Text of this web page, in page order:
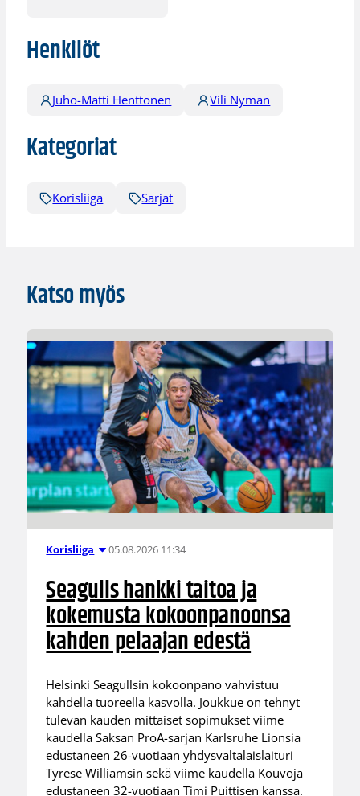
Henkilöt
Juho-Matti Henttonen Vili Nyman
Kategoriat
Korisliiga Sarjat
Katso myös
Korisliiga 05.08.2026 11:34
Seagulls hankki taitoa ja
kokemusta kokoonpanoonsa
kahden pelaajan edestä
Helsinki Seagullsin kokoonpano vahvistuu
kahdella tuoreella kasvolla. Joukkue on tehnyt
tulevan kauden mittaiset sopimukset viime
kaudella Saksan ProA-sarjan Karlsruhe Lionsia
edustaneen 26-vuotiaan yhdysvaltalaislaituri
Tyrese Williamsin sekä viime kaudella Kouvoja
edustaneen 32-vuotiaan Timi Puittisen kanssa.